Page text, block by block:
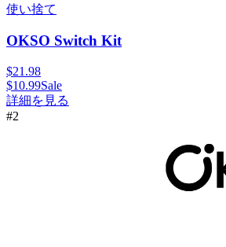
使い捨て
OKSO Switch Kit
$21.98
$10.99Sale
詳細を見る
#2